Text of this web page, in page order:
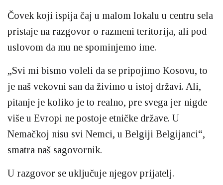
Čovek koji ispija čaj u malom lokalu u centru sela
pristaje na razgovor o razmeni teritorija, ali pod
uslovom da mu ne spominjemo ime.
„Svi mi bismo voleli da se pripojimo Kosovu, to
je naš vekovni san da živimo u istoj državi. Ali,
pitanje je koliko je to realno, pre svega jer nigde
više u Evropi ne postoje etničke države. U
Nemačkoj nisu svi Nemci, u Belgiji Belgijanci“,
smatra naš sagovornik.
U razgovor se uključuje njegov prijatelj.